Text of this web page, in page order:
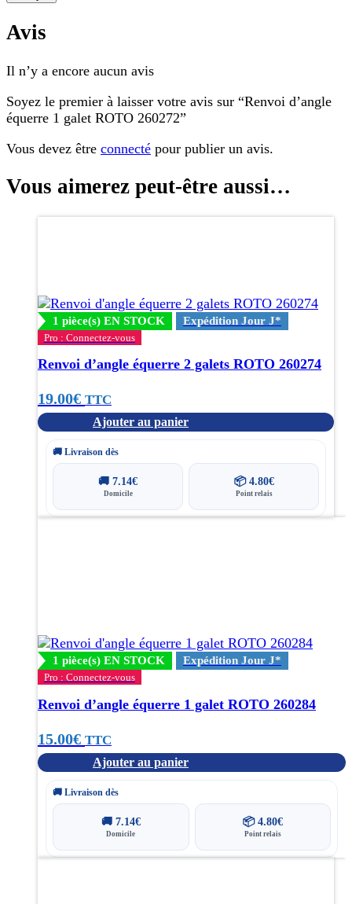
Avis
Il n’y a encore aucun avis
Soyez le premier à laisser votre avis sur “Renvoi d’angle
équerre 1 galet ROTO 260272”
Vous devez être connecté pour publier un avis.
Vous aimerez peut-être aussi…
1 pièce(s) EN STOCK Expédition Jour J*
Pro : Connectez-vous
Renvoi d’angle équerre 2 galets ROTO 260274
19.00€ TTC
Ajouter au panier
🚚 Livraison dès
🚚7.14€
Domicile
📦 4.80€
Point relais
1 pièce(s) EN STOCK Expédition Jour J*
Pro : Connectez-vous
Renvoi d’angle équerre 1 galet ROTO 260284
15.00€ TTC
Ajouter au panier
🚚 Livraison dès
🚚 7.14€
Domicile
📦 4.80€
Point relais